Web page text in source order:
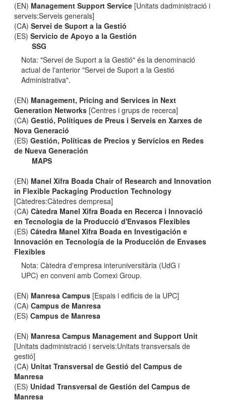
(EN) Management Support Service [Unitats dadministració i
serveis:Serveis generals]
(CA)Servei de Suport a la Gestió
(ES)Servicio de Apoyo a la Gestión
SSG
Nota: "Servei de Suport a la Gestió" és la denominació
actual de l'anterior "Servei de Suport a la Gestió
Administrativa".
(EN) Management, Pricing and Services in Next
Generation Networks [Centres i grups de recerca]
(CA)Gestió, Polítiques de Preus i Serveis en Xarxes de
Nova Generació
(ES)Gestión, Políticas de Precios y Servicios en Redes
de Nueva Generación
MAPS
(EN) Manel Xifra Boada Chair of Research and Innovation
in Flexible Packaging Production Technology
[Càtedres:Càtedres dempresa]
(CA)Càtedra Manel Xifra Boada en Recerca i Innovació
en Tecnologia de la Producció d'Envasos Flexibles
(ES)Cátedra Manel Xifra Boada en Investigación e
Innovación en Tecnología de la Producción de Envases
Flexibles
Nota: Càtedra d'empresa interuniversitària (UdG i
UPC) en conveni amb Comexi Group.
(EN) Manresa Campus [Espais i edificis de la UPC]
(CA)Campus de Manresa
(ES)Campus de Manresa
(EN) Manresa Campus Management and Support Unit
[Unitats dadministració i serveis:Unitats transversals de
gestió]
(CA) Unitat Transversal de Gestió del Campus de
Manresa
(ES) Unidad Transversal de Gestión del Campus de
Manresa